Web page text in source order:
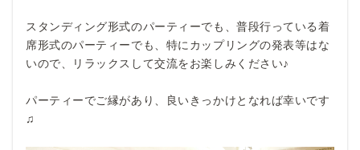
スタンディング形式のパーティーでも、普段行っている着
席形式のパーティーでも、特にカップリングの発表等はな
いので、リラックスして交流をお楽しみください♪
パーティーでご縁があり、良いきっかけとなれば幸いです
♫